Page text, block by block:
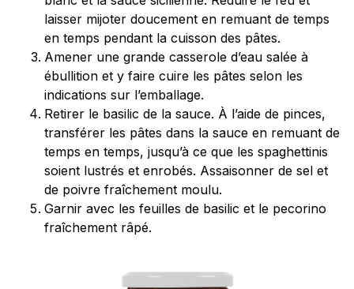
laisser mijoter doucement en remuant de temps
en temps pendant la cuisson des pâtes.
Amener une grande casserole d’eau salée à
ébullition et y faire cuire les pâtes selon les
indications sur l’emballage.
Retirer le basilic de la sauce. À l’aide de pinces,
transférer les pâtes dans la sauce en remuant de
temps en temps, jusqu’à ce que les spaghettinis
soient lustrés et enrobés. Assaisonner de sel et
de poivre fraîchement moulu.
Garnir avec les feuilles de basilic et le pecorino
fraîchement râpé.